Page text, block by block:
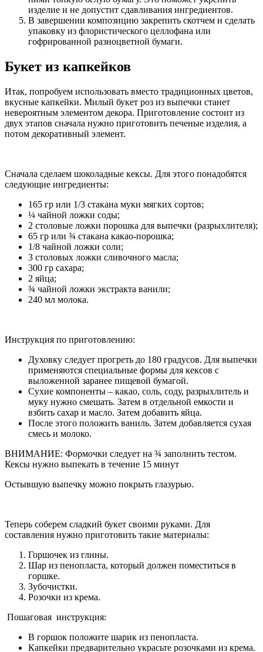
изделие и не допустит сдавливания ингредиентов.
В завершении композицию закрепить скотчем и сделать
упаковку из флористического целлофана или
гофрированной разноцветной бумаги.
Букет из капкейков
Итак, попробуем использовать вместо традиционных цветов,
вкусные капкейки. Милый букет роз из выпечки станет
невероятным элементом декора. Приготовление состоит из
двух этапов сначала нужно приготовить печеные изделия, а
потом декоративный элемент.
Сначала сделаем шоколадные кексы. Для этого понадобятся
следующие ингредиенты:
165 гр или 1/3 стакана муки мягких сортов;
¼ чайной ложки соды;
2 столовые ложки порошка для выпечки (разрыхлителя);
65 гр или ¾ стакана какао-порошка;
1/8 чайной ложки соли;
3 столовых ложки сливочного масла;
300 гр сахара;
2 яйца;
¾ чайной ложки экстракта ванили;
240 мл молока.
Инструкция по приготовлению:
Духовку следует прогреть до 180 градусов. Для выпечки
применяются специальные формы для кексов с
выложенной заранее пищевой бумагой.
Сухие компоненты – какао, соль, соду, разрыхлитель и
муку нужно смешать. Затем в отдельной емкости и
взбить сахар и масло. Затем добавить яйца.
После этого положить ваниль. Затем добавляется сухая
смесь и молоко.
ВНИМАНИЕ: Формочки следует на ¾ заполнить тестом.
Кексы нужно выпекать в течение 15 минут
Остывшую выпечку можно покрыть глазурью.
Теперь соберем сладкий букет своими руками. Для
составления нужно приготовить такие материалы:
Горшочек из глины.
Шар из пенопласта, который должен поместиться в
горшке.
Зубочистки.
Розочки из крема.
Пошаговая инструкция:
В горшок положите шарик из пенопласта.
Капкейки предварительно украсьте розочками из крема.